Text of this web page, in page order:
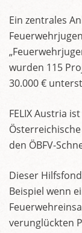
Ein zentrales
wurden 115
30.000 €
FELIX Austria
den ÖBFV-
Dieser
Beispiel wenn
verunglückten